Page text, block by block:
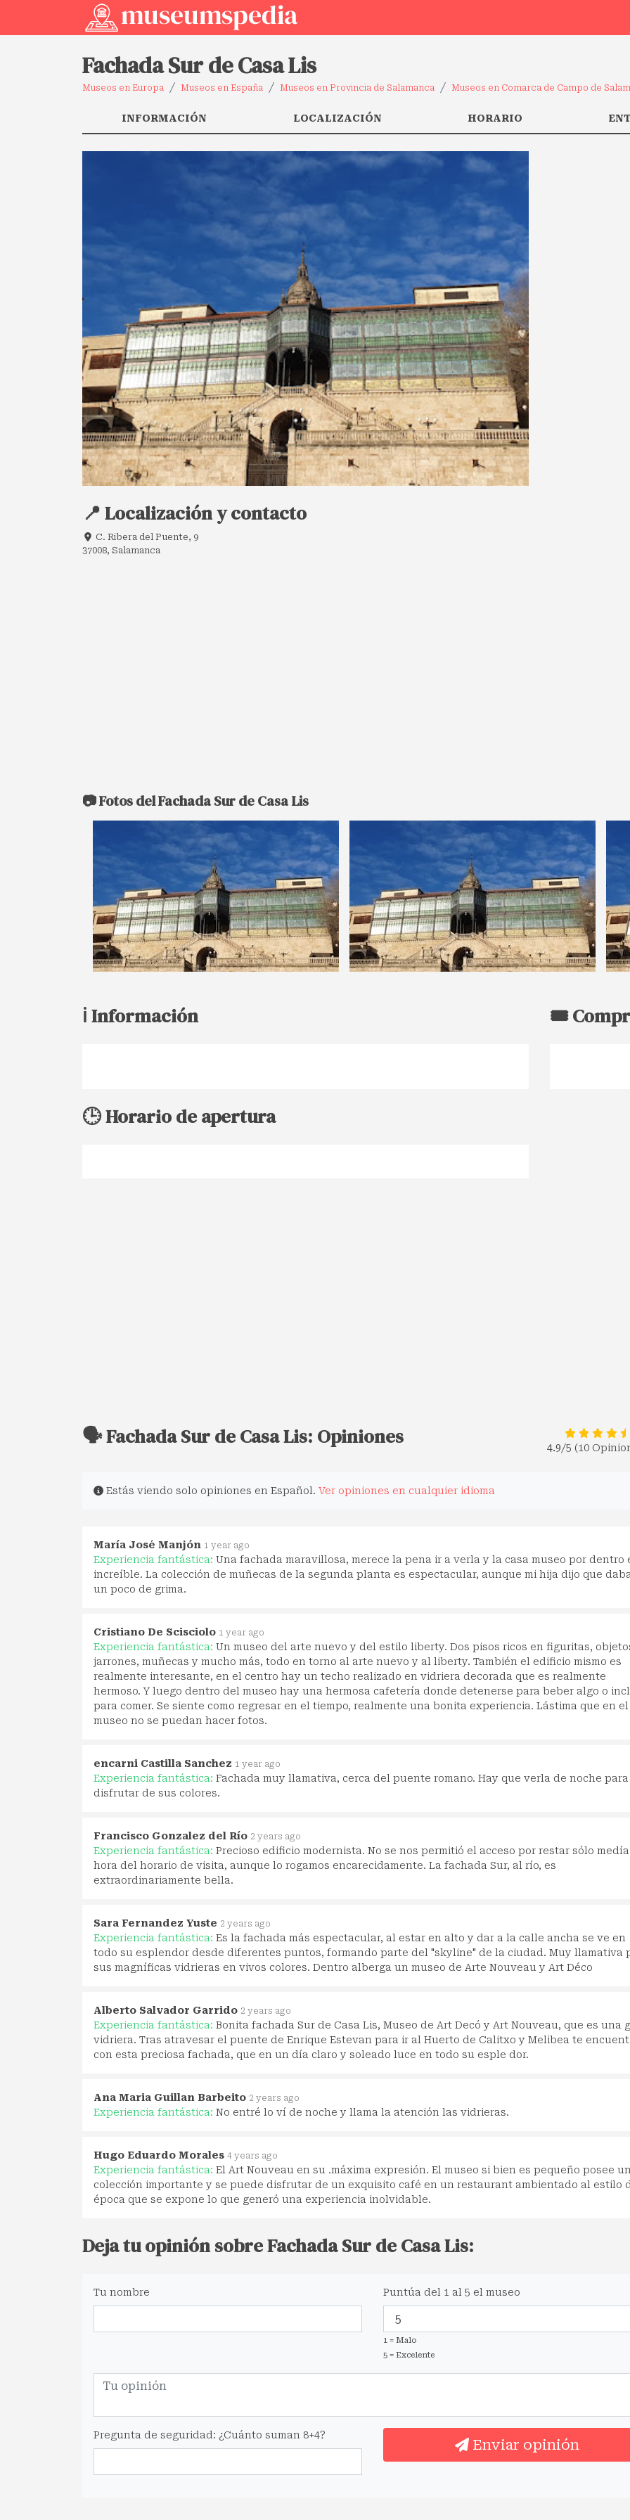
Fachada Sur de Casa Lis
Museos en Europa Museos en España Museos en Provincia de Salamanca Museos en Comarca de Campo de
INFORMACIÓN LOCALIZACIÓN HORARIO
📍 Localización y contacto
C. Ribera del Puente, 9
37008, Salamanca
📷 Fotos del Fachada Sur de Casa Lis
ℹ️ Información
🕒 Horario de apertura
🎟️
🗣️ Fachada Sur de Casa Lis: Opiniones 4.9/5 (10
Estás viendo solo opiniones en Español. Ver opiniones en cualquier idioma
María José Manjón 1 year ago
Experiencia fantástica: Una fachada maravillosa, merece la pena ir a verla y la casa museo por dentro
increíble. La colección de muñecas de la segunda planta es espectacular, aunque mi hija dijo que
un poco de grima.
Cristiano De Scisciolo 1 year ago
Experiencia fantástica: Un museo del arte nuevo y del estilo liberty. Dos pisos ricos en figuritas,
jarrones, muñecas y mucho más, todo en torno al arte nuevo y al liberty. También el edificio mismo es
realmente interesante, en el centro hay un techo realizado en vidriera decorada que es realmente
hermoso. Y luego dentro del museo hay una hermosa cafetería donde detenerse para beber algo o
para comer. Se siente como regresar en el tiempo, realmente una bonita experiencia. Lástima que en el
museo no se puedan hacer fotos.
encarni Castilla Sanchez 1 year ago
Experiencia fantástica: Fachada muy llamativa, cerca del puente romano. Hay que verla de noche para
disfrutar de sus colores.
Francisco Gonzalez del Río 2 years ago
Experiencia fantástica: Precioso edificio modernista. No se nos permitió el acceso por restar sólo medía
hora del horario de visita, aunque lo rogamos encarecidamente. La fachada Sur, al río, es
extraordinariamente bella.
Sara Fernandez Yuste 2 years ago
Experiencia fantástica: Es la fachada más espectacular, al estar en alto y dar a la calle ancha se ve en
todo su esplendor desde diferentes puntos, formando parte del "skyline" de la ciudad. Muy llamativa
sus magníficas vidrieras en vivos colores. Dentro alberga un museo de Arte Nouveau y Art Déco
Alberto Salvador Garrido 2 years ago
Experiencia fantástica: Bonita fachada Sur de Casa Lis, Museo de Art Decó y Art Nouveau, que es una
vidriera. Tras atravesar el puente de Enrique Estevan para ir al Huerto de Calitxo y Melibea te
con esta preciosa fachada, que en un día claro y soleado luce en todo su esple dor.
Ana Maria Guillan Barbeito 2 years ago
Experiencia fantástica: No entré lo ví de noche y llama la atención las vidrieras.
Hugo Eduardo Morales 4 years ago
Experiencia fantástica: El Art Nouveau en su .máxima expresión. El museo si bien es pequeño posee
colección importante y se puede disfrutar de un exquisito café en un restaurant ambientado al estilo
época que se expone lo que generó una experiencia inolvidable.
Deja tu opinión sobre Fachada Sur de Casa Lis:
Tu nombre Puntúa del 1 al 5 el museo
1 = Malo
5 = Excelente
Pregunta de seguridad: ¿Cuánto suman 8+4?
Enviar opinión